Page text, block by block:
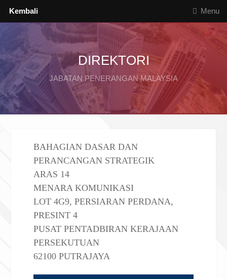
Kembali Menu
DIREKTORI
JABATAN PENERANGAN MALAYSIA
BAHAGIAN DASAR DAN
PERANCANGAN STRATEGIK
ARAS 14
MENARA KOMUNIKASI
LOT 4G9, PERSIARAN PERDANA,
PRESINT 4
PUSAT PENTADBIRAN KERAJAAN
PERSEKUTUAN
62100 PUTRAJAYA